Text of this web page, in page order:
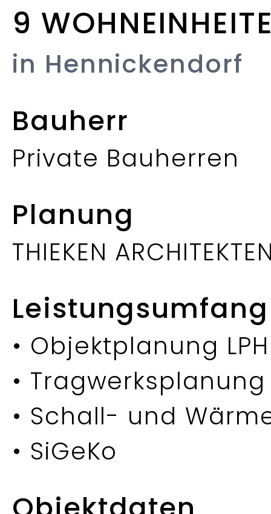
9
in Hennickendorf
Bauherr
Private Bauherren
Planung
THIEKEN
Leistungsumfang
• Objektplanung
• Tragwerksplanung
• Schall- und
• SiGeKo